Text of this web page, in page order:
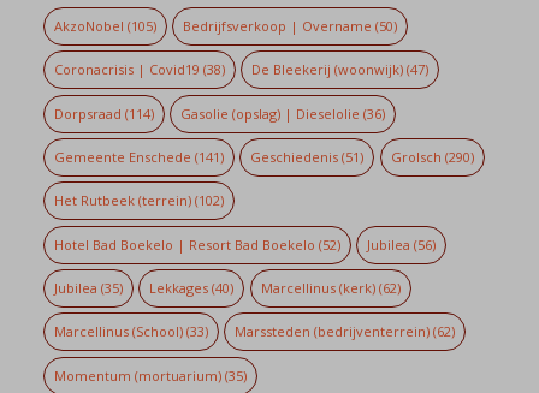
AkzoNobel (105) Bedrijfsverkoop | Overname (50)
Coronacrisis | Covid19 (38) De Bleekerij (woonwijk) (47)
Dorpsraad (114) Gasolie (opslag) | Dieselolie (36)
Gemeente Enschede (141) Geschiedenis (51) Grolsch (290)
Het Rutbeek (terrein)(102)
Hotel Bad Boekelo | Resort Bad Boekelo (52) Jubilea (56)
Jubilea (35) Lekkages (40) Marcellinus (kerk)(62)
Marcellinus (School)(33) Marssteden (bedrijventerrein) (62)
Momentum (mortuarium)(35)